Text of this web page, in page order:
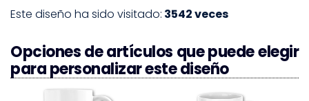
Este diseño ha sido visitado: 3542 veces
Opciones de artículos que puede elegir
para personalizar este diseño